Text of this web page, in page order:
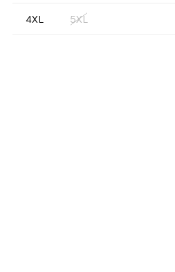
4XL 5XL